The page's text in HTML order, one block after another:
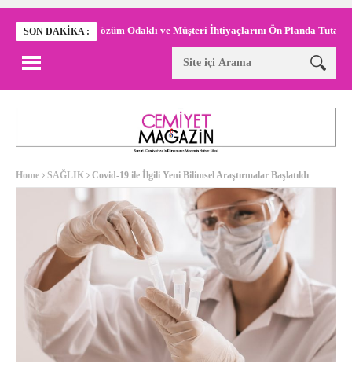
SON DAKIKA :
Çözüm Odaklı ve Müşteri İhtiyaçlarını Ön Planda Tutan Kurumsal
Home SAĞLIK Covid-19 ile İlgili Yeni Bilimsel Araştırmalar Başlatıldı